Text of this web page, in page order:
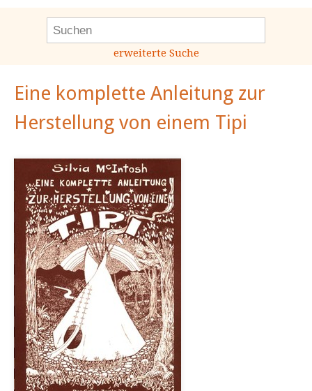
erweiterte Suche
Eine komplette Anleitung zur
Herstellung von einem Tipi